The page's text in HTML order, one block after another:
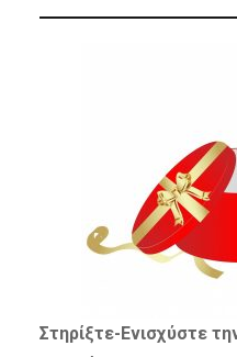
Στηρίξτε-Ενισχύστε